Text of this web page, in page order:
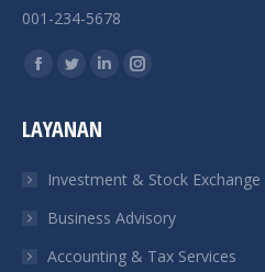
001-234-5678
Find us on:
Facebook
opens
new
window
Twitter
opens
new
window
Linkedin
new
window
Instagram
new
window
LAYANAN
Investment & Stock Exchange
Business Advisory
Accounting & Tax Services